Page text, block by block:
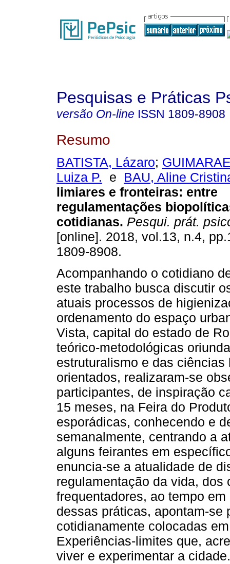
Pesquisas e Práticas
versão On-line ISSN 1809-8908
Resumo
BATISTA, Lázaro;
Luiza P. e BAU, Aline
limiares e fronteiras: entre
regulamentações
cotidianas. Pesqui. prát.
[online]. 2018, vol.13, n.4,
1809-8908.
Acompanhando o cotidiano
este trabalho busca discutir
atuais processos de
ordenamento do espaço
Vista, capital do estado de
teórico-metodológicas
estruturalismo e das
orientados, realizaram-se
participantes, de inspiração
15 meses, na Feira do
esporádicas, conhecendo e
semanalmente, centrando a
alguns feirantes em
enuncia-se a atualidade de
regulamentação da vida,
frequentadores, ao tempo
dessas práticas, apontam-
cotidianamente colocadas
Experiências-limites que,
viver e experimentar a cidade.